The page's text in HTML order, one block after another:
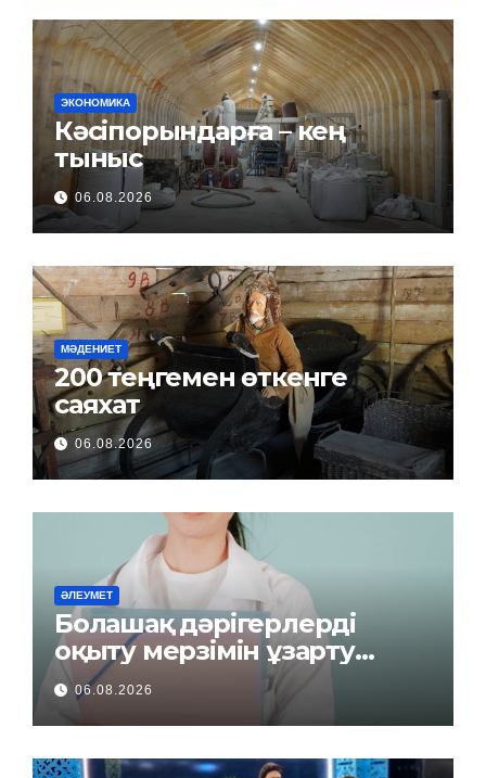
ЭКОНОМИКА
Кәсіпорындарға – кең
тыныс
06.08.2026
МӘДЕНИЕТ
200 теңгемен өткенге
саяхат
06.08.2026
ӘЛЕУМЕТ
Болашақ дәрігерлерді
оқыту мерзімін ұзарту
керек пе?
06.08.2026